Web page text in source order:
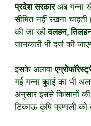
प्रदेश सरकारअब गन्ना
सीमित नहीं रखना
की जा रहीदलहन,
जानकारी भी दर्ज की
इसके अलावा
गई गन्ना बुवाई का भी
अनुसार इससे किसानों
टिकाऊ कृषि प्रणाली को